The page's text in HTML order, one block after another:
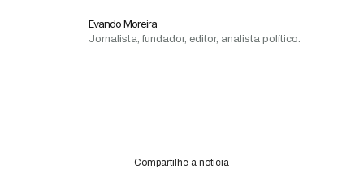
Evando Moreira
Jornalista, fundador, editor, analista político.
Compartilhe a notícia